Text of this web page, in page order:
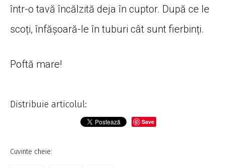
într-o tavă încălzită deja în cuptor. După ce le
scoți, înfășoară-le în tuburi cât sunt fierbinți.
Poftă mare!
Distribuie articolul:
Save
Cuvinte cheie: